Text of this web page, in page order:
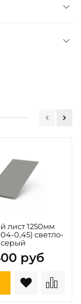
лист 1250мм
0,45) светло-
серый
руб